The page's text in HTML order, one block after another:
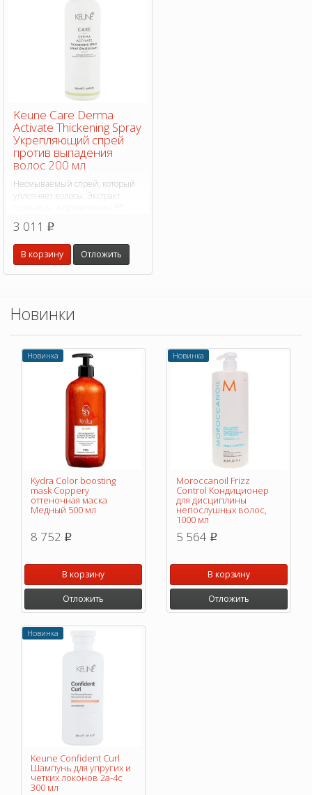
Keune Care Derma
Activate Thickening Spray
Укрепляющий спрей
против выпадения
волос 200 мл
Несмываемый спрей, который
уплотняет волосы. Экстракт
объем и плотность.
Предотвращает выпадение
волос из-за ломкости.
3 011 p
В корзину Отложить
Новинки
Новинка
Kydra Color boosting
mask Coppery
оттеночная маска
Медный 500 мл
8 752 p
В корзину
Отложить
Новинка
Moroccanoil Frizz
Control Кондиционер
для дисциплины
непослушных волос,
1000 мл
5 564 p
В корзину
Отложить
Новинка
Keune Confident Curl
Шампунь для упругих и
четких локонов 2a-4c
300 мл